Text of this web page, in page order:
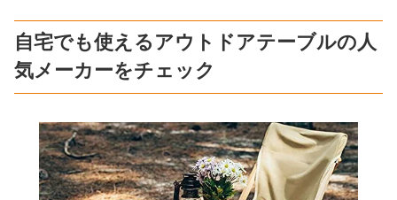
自宅でも使えるアウトドアテーブルの人
気メーカーをチェック